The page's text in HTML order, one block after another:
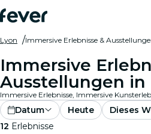
Lyon Immersive Erlebnisse &
Immersive
Ausstellungen in
Datum Heute Dieses
12 Erlebnisse